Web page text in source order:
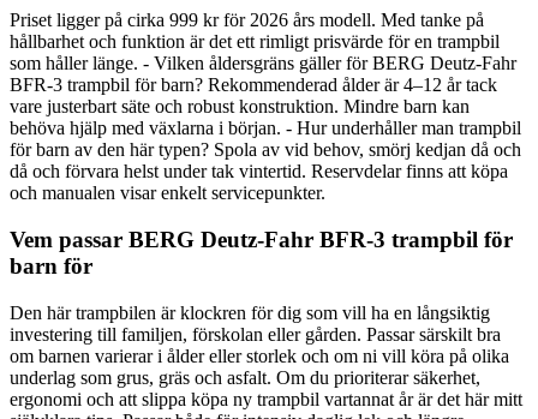
Priset ligger på cirka 999 kr för 2026 års modell. Med tanke på
hållbarhet och funktion är det ett rimligt prisvärde för en trampbil
som håller länge. - Vilken åldersgräns gäller för BERG Deutz-Fahr
BFR-3 trampbil för barn? Rekommenderad ålder är 4–12 år tack
vare justerbart säte och robust konstruktion. Mindre barn kan
behöva hjälp med växlarna i början. - Hur underhåller man trampbil
för barn av den här typen? Spola av vid behov, smörj kedjan då och
då och förvara helst under tak vintertid. Reservdelar finns att köpa
och manualen visar enkelt servicepunkter.
Vem passar BERG Deutz-Fahr BFR-3 trampbil för
barn för
Den här trampbilen är klockren för dig som vill ha en långsiktig
investering till familjen, förskolan eller gården. Passar särskilt bra
om barnen varierar i ålder eller storlek och om ni vill köra på olika
underlag som grus, gräs och asfalt. Om du prioriterar säkerhet,
ergonomi och att slippa köpa ny trampbil vartannat år är det här mitt